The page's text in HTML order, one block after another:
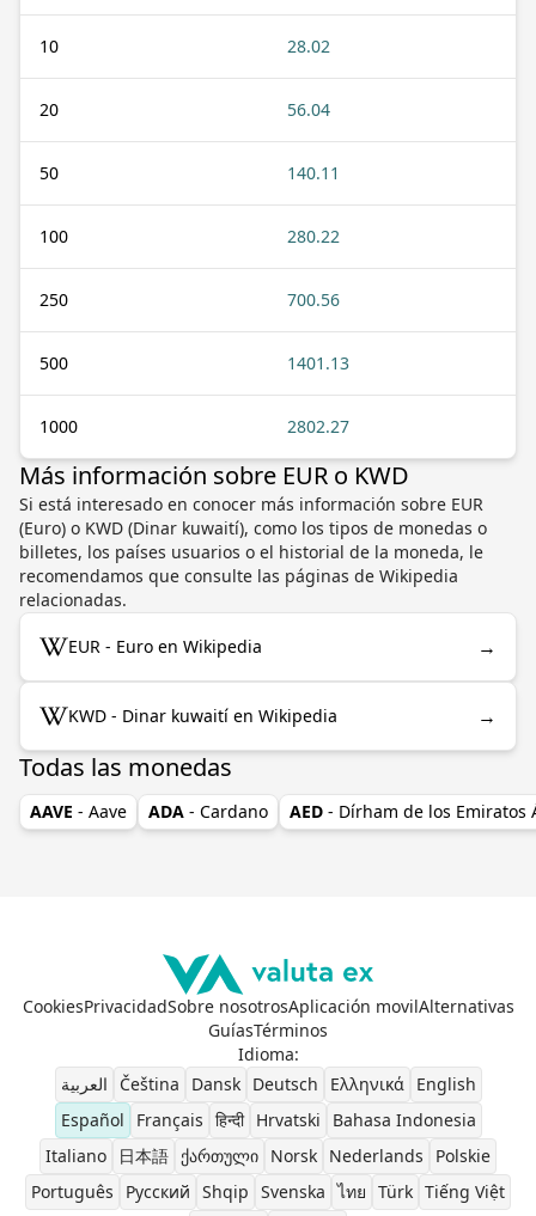
10 28.02
20 56.04
50 140.11
100 280.22
250 700.56
500 1401.13
1000 2802.27
Más información sobre EUR o KWD
Si está interesado en conocer más información sobre EUR
(Euro) o KWD (Dinar kuwaití), como los tipos de monedas o
billetes, los países usuarios o el historial de la moneda, le
recomendamos que consulte las páginas de Wikipedia
relacionadas.
EUR - Euro en Wikipedia →
KWD - Dinar kuwaití en Wikipedia →
Todas las monedas
AAVE - Aave ADA - Cardano AED - Dírham de los Emiratos
CookiesPrivacidadSobre nosotrosAplicación movilAlternativas
GuíasTérminos
Idioma:
العربية
Čeština Dansk Deutsch Ελληνικά
English
Español
Français हिन्दी Hrvatski
Bahasa Indonesia
Italiano
日本語 ქართული Norsk Nederlands
Polskie
Português
Pусский Shqip Svenska ไทย Türk Tiếng Việt